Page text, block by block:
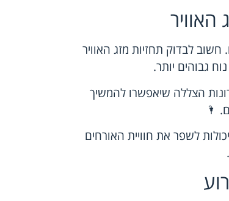
לבדוק תחזיות מזג האוויר
גבוהים יותר.
הצללה שיאפשרו להמשיך
🌂
לשפר את חוויית האורחים